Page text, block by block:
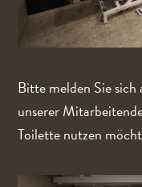
Bitte melden Sie
unserer
Toilette nutzen